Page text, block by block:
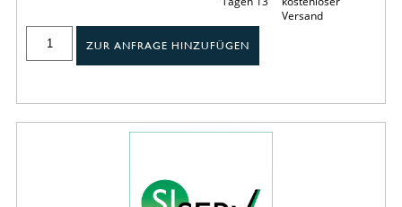
Versand
ZUR ANFRAGE HINZUFÜGEN